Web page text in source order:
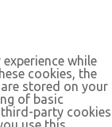
while
cookies, the
stored on your
of basic
party cookies